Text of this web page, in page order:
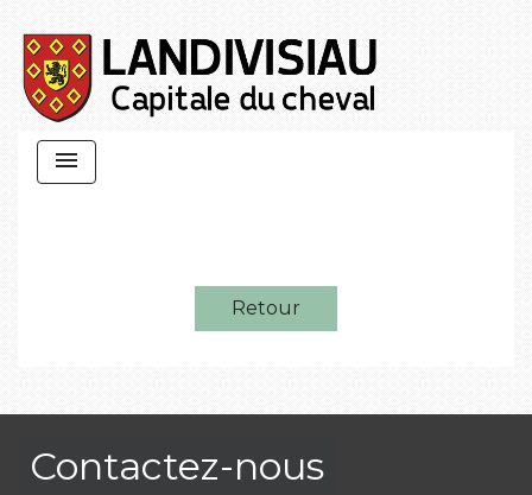
menu
Retour
Contactez-nous